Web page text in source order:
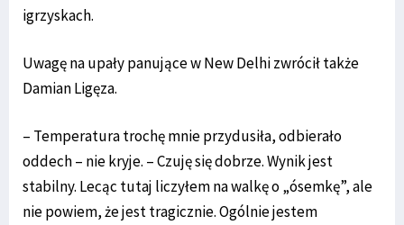
igrzyskach.
Uwagę na upały panujące w New Delhi zwrócił także
Damian Ligęza.
– Temperatura trochę mnie przydusiła, odbierało
oddech – nie kryje. – Czuję się dobrze. Wynik jest
stabilny. Lecąc tutaj liczyłem na walkę o „ósemkę”, ale
nie powiem, że jest tragicznie. Ogólnie jestem